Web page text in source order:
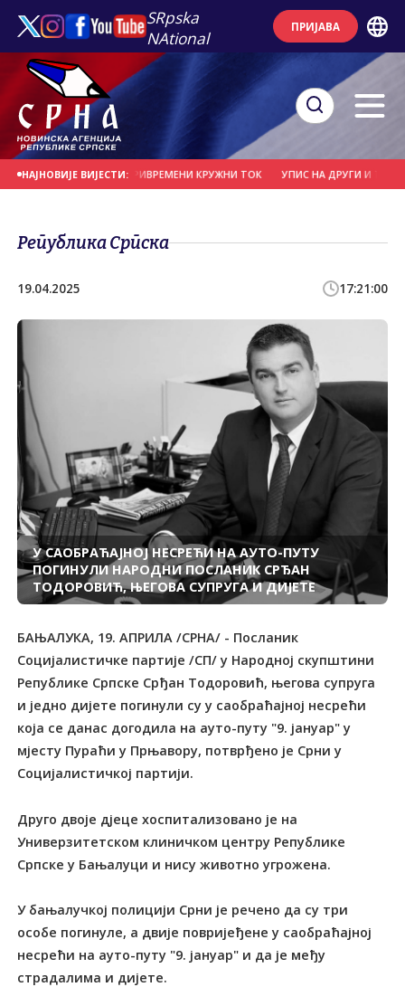
SRpska
NAtional
ПРИЈАВА
НАЈНОВИЈЕ ВИЈЕСТИ:
ПОСТАВЉЕН ПРИВРЕМЕНИ КРУЖНИ ТОК УПИС НА ДРУГИ И ТРЕЋИ
Република Српска
19.04.2025 17:21:00
У САОБРАЋАЈНОЈ НЕСРЕЋИ НА АУТО-ПУТУ
ПОГИНУЛИ НАРОДНИ ПОСЛАНИК СРЂАН
ТОДОРОВИЋ, ЊЕГОВА СУПРУГА И ДИЈЕТЕ
БАЊАЛУКА, 19. АПРИЛА /СРНА/ - Посланик
Социјалистичке партије /СП/ у Народној скупштини
Републике Српске Срђан Тодорoвић, његова супруга
и једно дијете погинули су у саобраћајној несрећи
која се данас догодила на ауто-путу "9. јануар" у
мјесту Пураћи у Прњавору, потврђено је Срни у
Социјалистичкој партији.
Друго двоје дјеце хоспитализовано је на
Универзитетском клиничком центру Републике
Српске у Бањалуци и нису животно угрожена.
У бањалучкој полицији Срни је речено да су три
особе погинуле, а двије повријеђене у саобраћајној
несрећи на ауто-путу "9. јануар" и да је међу
страдалима и дијете.